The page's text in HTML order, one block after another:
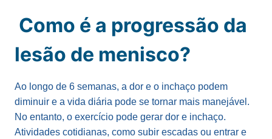
Como é a progressão da
lesão de menisco?
Ao longo de 6 semanas, a dor e o inchaço podem
diminuir e a vida diária pode se tornar mais manejável.
No entanto, o exercício pode gerar dor e inchaço.
Atividades cotidianas, como subir escadas ou entrar e